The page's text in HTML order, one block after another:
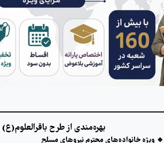
بهره‌مندی از طرح
🔹 ویژه خانواده‌های محترم نیروهای مسلح
دوره جامع تخصصی آموزش فیبر نوری (FTTH)
ورکشاپ دو روزه نقاشی